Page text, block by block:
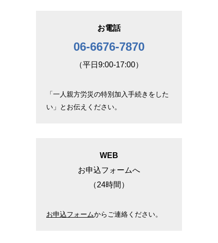
お電話
06-6676-7870
（平日9:00-17:00）
「一人親方労災の特別加入手続きをした
い」とお伝えください。
WEB
お申込フォームへ
（24時間）
お申込フォームからご連絡ください。